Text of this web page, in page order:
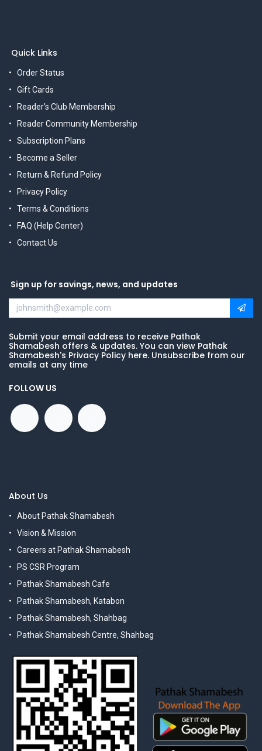
Quick Links
Order Status
Gift Cards
Reader's Club Membership
Reader Community Membership
Subscription Plans
Become a Seller
Return & Refund Policy
Privacy Policy
Terms & Conditions
FAQ (Help Center)
Contact Us
Sign up for savings, news, and updates
Submit your email address to receive Pathak
Shamabesh offers & updates. You can view Pathak
Shamabesh's Privacy Policy here. Unsubscribe from our
emails at any time
FOLLOW US
About Us
About Pathak Shamabesh
Vision & Mission
Careers at Pathak Shamabesh
PS CSR Program
Pathak Shamabesh Cafe
Pathak Shamabesh, Katabon
Pathak Shamabesh, Shahbag
Pathak Shamabesh Centre, Shahbag